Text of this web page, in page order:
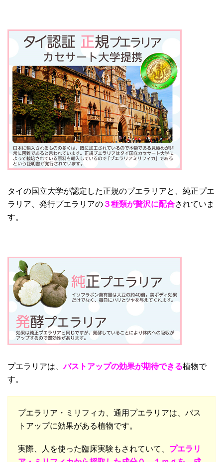
タイの国立大学が認定した正規のプエラリアと、純正プエ
ラリア、発行プエラリアの ３種類が贅沢に配合されていま
す。
プエラリアは、バストアップの効果が期待できる植物で
す。
プエラリア・ミリフィカ、通用プエラリアは、バス
トアップに効果がある植物です。
実際、人を使った臨床実験もされていて、 プエラリ